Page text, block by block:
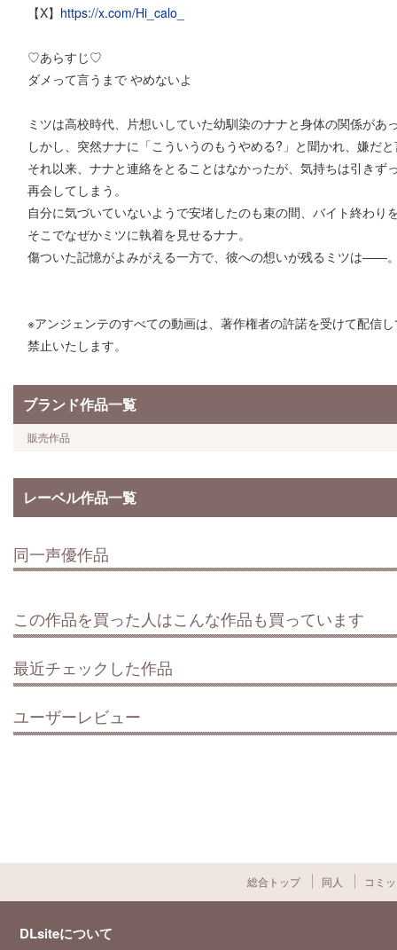
【X】 https://x.com/Hi_calo_
♡あらすじ♡
ダメって言うまで やめないよ
ミツは高校時代、片想いしていた幼馴染のナナと身体の関係があ
しかし、突然ナナに「こういうのもうやめる?」と聞かれ、嫌だ
それ以来、ナナと連絡をとることはなかったが、気持ちは引き
再会してしまう。
自分に気づいていないようで安堵したのも束の間、バイト終わ
そこでなぜかミツに執着を見せるナナ。
傷ついた記憶がよみがえる一方で、彼への想いが残るミツは――
※アンジェンテのすべての動画は、著作権者の許諾を受けて配信
禁止いたします。
ブランド作品一覧
販売作品
レーベル作品一覧
同一声優作品
この作品を買った人はこんな作品も買っています
最近チェックした作品
ユーザーレビュー
総合トップ 同人 コミ
DLsiteについて